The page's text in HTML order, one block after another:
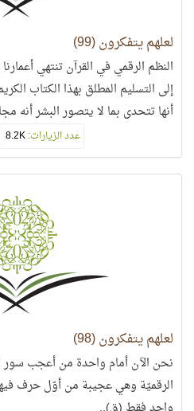
لعلهم يتفكرون (99)
النظم الرقمي في القرآن تنتهي
إلى التسليم المطلق بهذا الكتاب
أنها تتحدى بما لا يتصور البشر أنه
عدد الزيارات:
لعلهم يتفكرون (98)
نحن الآن أمام واحدة من أعجب سور
الرقميّة وهي عجيبة من أوّل حرف